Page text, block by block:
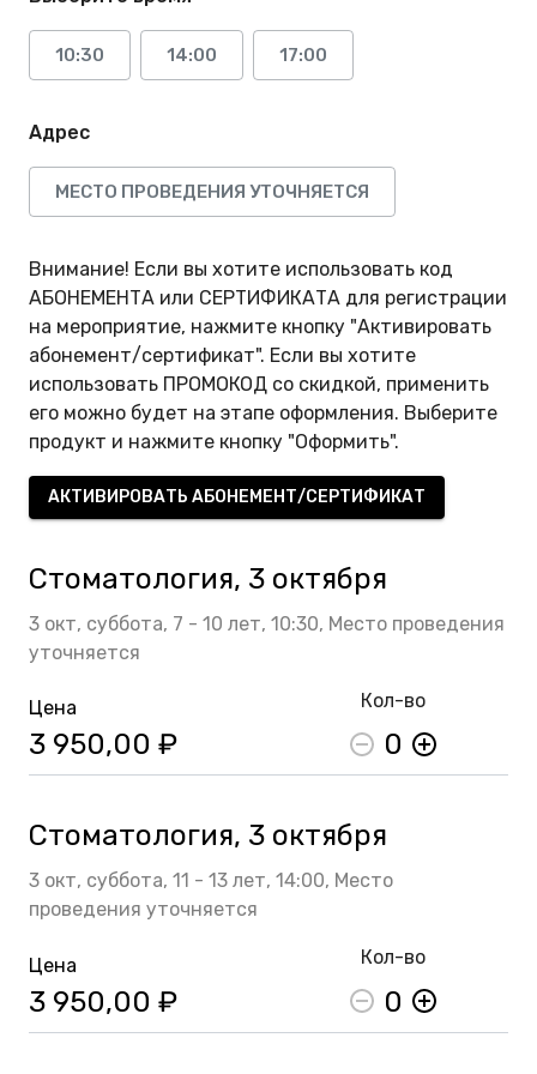
10:30 14:00 17:00
Адрес
МЕСТО ПРОВЕДЕНИЯ УТОЧНЯЕТСЯ
Внимание! Если вы хотите использовать код
АБОНЕМЕНТА или СЕРТИФИКАТА для регистрации
на мероприятие, нажмите кнопку "Активировать
абонемент/сертификат". Если вы хотите
использовать ПРОМОКОД со скидкой, применить
его можно будет на этапе оформления. Выберите
продукт и нажмите кнопку "Оформить".
АКТИВИРОВАТЬ АБОНЕМЕНТ/СЕРТИФИКАТ
Стоматология, 3 октября
3 окт, суббота, 7 - 10 лет, 10:30, Место проведения
уточняется
Цена
3 950,00 ₽
Кол-во
0
Стоматология, 3 октября
3 окт, суббота, 11 - 13 лет, 14:00, Место
проведения уточняется
Цена
3 950,00 ₽
Кол-во
0